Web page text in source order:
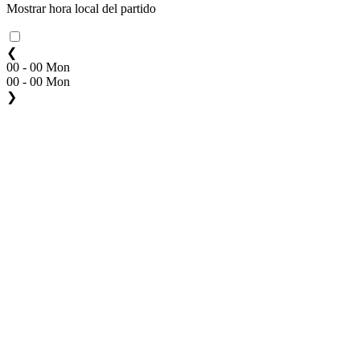
Mostrar hora local del partido
❮
00 - 00 Mon
00 - 00 Mon
❯